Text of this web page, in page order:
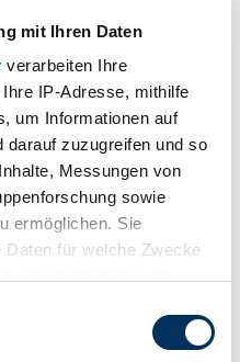
mit Ihren Daten
verarbeiten Ihre
IP-Adresse, mithilfe
um Informationen auf
darauf zuzugreifen und so
Messungen von
sowie
ermöglichen. Sie
für welche Zwecke